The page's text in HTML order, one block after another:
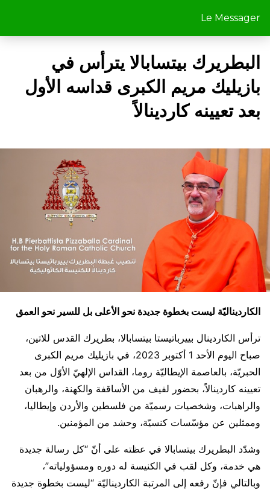
Le Messager
البطريرك بيتسابالا يترأس في
بازيليك مريم الكبرى قداسه الأول
بعد تعيينه كاردينالاً
الكارديناليّة ليست بخطوة جديدة نحو الأعلى بل للسير نحو العمق
ترأس الكاردينال بييرباتيستا بيتسابالا، بطريرك القدس للاتين،
صباح اليوم الأحد 1 أكتوبر 2023، في بازيليك مريم الكبرى
الحبريّة، بالعاصمة الإيطاليّة روما، القداس الإلهيّ الأوّل من بعد
تعيينه كاردينالاً، بحضور لفيف من الأساقفة والكهنة، والرهبان
والراهبات، وشخصيات رسميّة من فلسطين والأردن وإيطاليا،
وممثلين عن مؤسّسات كنسيّة، وحشد من المؤمنين.
وشدّد البطريرك بيتسابالا في عظته على أنّ “كل رسالة جديدة
هي خدمة، وكل لقب في الكنيسة له دوره ومسؤولياته”،
وبالتالي فإنّ رفعه إلى المرتبة الكارديناليّة “ليست بخطوة جديدة